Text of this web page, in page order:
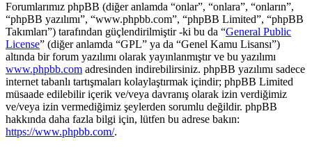
Forumlarımız phpBB (diğer anlamda “onlar”, “onlara”, “onların”,
“phpBB yazılımı”, “www.phpbb.com”, “phpBB Limited”, “phpBB
Takımları”) tarafından güçlendirilmiştir -ki bu da “General Public
License” (diğer anlamda “GPL” ya da “Genel Kamu Lisansı”)
altında bir forum yazılımı olarak yayınlanmıştır ve bu yazılımı
www.phpbb.com adresinden indirebilirsiniz. phpBB yazılımı sadece
internet tabanlı tartışmaları kolaylaştırmak içindir; phpBB Limited
müsaade edilebilir içerik ve/veya davranış olarak izin verdiğimiz
ve/veya izin vermediğimiz şeylerden sorumlu değildir. phpBB
hakkında daha fazla bilgi için, lütfen bu adrese bakın:
https://www.phpbb.com/.